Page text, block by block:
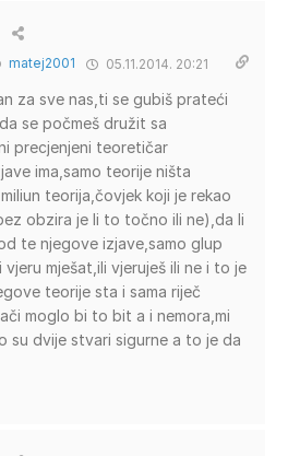
matej2001 05.11.2014. 20:21
za sve nas,ti se gubiš prateći
se počmeš družit sa
precjenjeni teoretičar
ima,samo teorije ništa
teorija,čovjek koji je rekao
obzira je li to točno ili ne),da li
te njegove izjave,samo glup
mješat,ili vjeruješ ili ne i to je
teorije sta i sama riječ
moglo bi to bit a i nemora,mi
su dvije stvari sigurne a to je da